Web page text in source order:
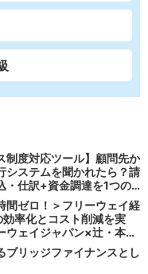
制度対応ツール】顧問先か
システムを聞かれたら？請
・仕訳+資金調達を1つの
請求QUICK」の魅力に迫
間ゼロ！＞フリーウェイ経
率化とコスト削減を実
ウェイジャパン×辻・本郷
便事業部）】
ブリッジファイナンスとし